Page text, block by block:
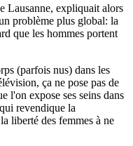
Lausanne, expliquait alors
problème plus global: la
que les hommes portent
(parfois nus) dans les
ça ne pose pas de
l'on expose ses seins dans
revendique la
liberté des femmes à ne